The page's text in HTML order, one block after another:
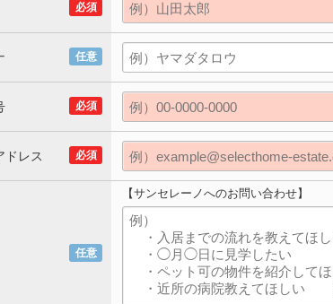
必須
任意
必須
必須
ドレス
任意
【サンセレーノへのお問い合わせ】